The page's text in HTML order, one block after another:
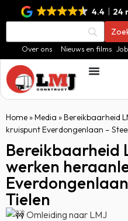
4.4 24
Over ons Nieuws en films
Home»Media »Bereikbaarheid
kruispunt Everdongenlaan –
Bereikbaarheid
werken
Tielen
Omleiding naar LMJ